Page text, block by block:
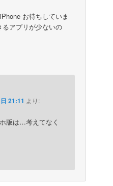
お待ちしていま
アプリが少ないの
21:11 より:
版は…考えてなく